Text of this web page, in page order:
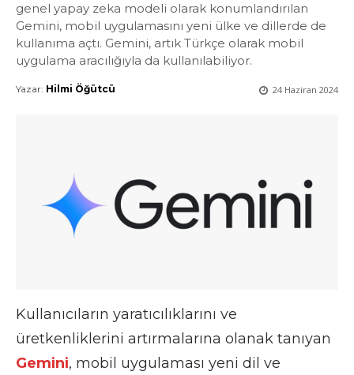
genel yapay zeka modeli olarak konumlandırılan
Gemini, mobil uygulamasını yeni ülke ve dillerde de
kullanıma açtı. Gemini, artık Türkçe olarak mobil
uygulama aracılığıyla da kullanılabiliyor.
24 Haziran 2024
Yazar: Hilmi Öğütcü
Kullanıcıların yaratıcılıklarını ve
üretkenliklerini artırmalarına olanak tanıyan
Gemini, mobil uygulaması yeni dil ve